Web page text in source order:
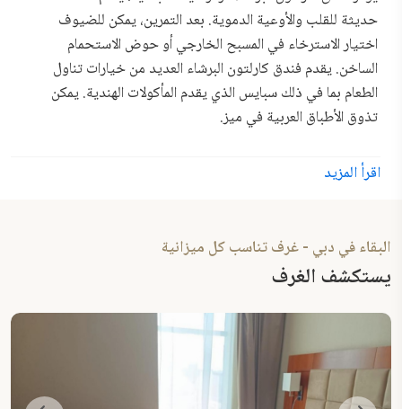
حديثة للقلب والأوعية الدموية. بعد التمرين، يمكن للضيوف
اختيار الاسترخاء في المسبح الخارجي أو حوض الاستحمام
الساخن. يقدم فندق كارلتون البرشاء العديد من خيارات تناول
الطعام بما في ذلك سبايس الذي يقدم المأكولات الهندية. يمكن
تذوق الأطباق العربية في ميز.
الدولي سهل الوصول إليه. كما يحتوي فندق كارلتون البرشاء على
اقرأ المزيد
البقاء في دبي - غرف تناسب كل ميزانية
يستكشف الغرف